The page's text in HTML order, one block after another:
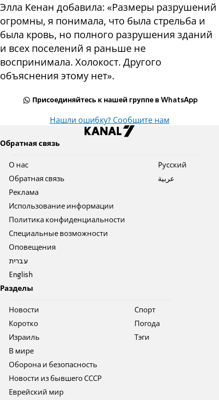
Элла Кенан добавила: «Размеры разрушений
огромны, я понимала, что была стрельба и
была кровь, но полного разрушения зданий
и всех поселений я раньше не
воспринимала. Холокост. Другого
объяснения этому нет».
Присоединяйтесь к нашей группе в WhatsApp
Нашли ошибку? Сообщите нам
Обратная связь
О нас
Обратная связь
Реклама
Использование информации
Политика конфиденциальности
Специальные возможности
Оповещения
עברית
English
Pусский
عربية
Разделы
Новости
Коротко
Израиль
В мире
Оборона и безопасность
Новости из бывшего СССР
Еврейский мир
Спорт
Погода
Тэги